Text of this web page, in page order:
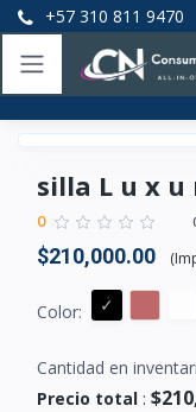
+57 310 811 9470
silla L u x u
0
$210,000.00 (
Color:
Cantidad en
Precio total :